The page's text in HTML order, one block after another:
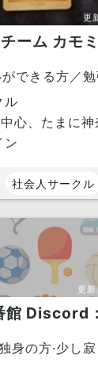
更
ーム カモ
できる方／
ル
心、たまに神
ン
社会人サークル
更
館 Discord
身の方·少し